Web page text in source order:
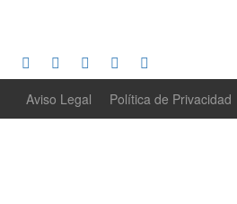
Aviso Legal Política de Privacidad